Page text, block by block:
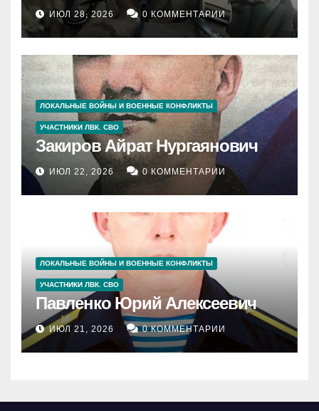
ИЮЛ 28, 2026 0 КОММЕНТАРИИ
ЛОКАЛЬНЫЕ ВОЙНЫ И ВОЕННЫЕ КОНФЛИКТЫ
УЧАСТНИКИ ЛВК. СВО
Закиров Айрат Нургаянович
ИЮЛ 22, 2026 0 КОММЕНТАРИИ
ЛОКАЛЬНЫЕ ВОЙНЫ И ВОЕННЫЕ КОНФЛИКТЫ
УЧАСТНИКИ ЛВК. СВО
Павленко Юрий Алексеевич
ИЮЛ 21, 2026 0 КОММЕНТАРИИ